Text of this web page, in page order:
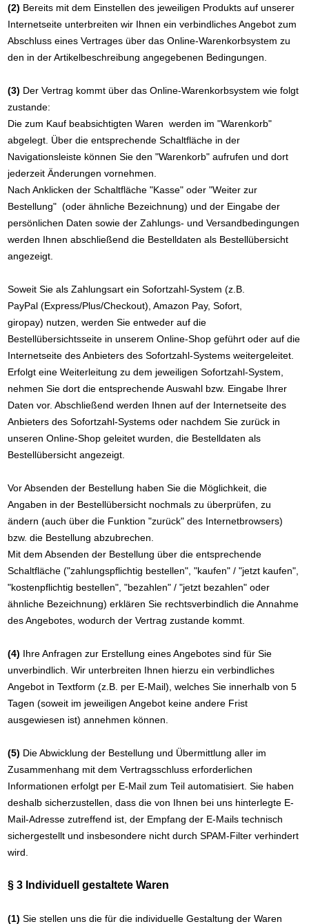
(2) Bereits mit dem Einstellen des jeweiligen Produkts auf unserer
Internetseite unterbreiten wir Ihnen ein verbindliches Angebot zum
Abschluss eines Vertrages über das Online-Warenkorbsystem zu
den in der Artikelbeschreibung angegebenen Bedingungen.
(3) Der Vertrag kommt über das Online-Warenkorbsystem wie folgt
zustande:
Die zum Kauf beabsichtigten Waren werden im "Warenkorb"
abgelegt. Über die entsprechende Schaltfläche in der
Navigationsleiste können Sie den "Warenkorb" aufrufen und dort
jederzeit Änderungen vornehmen.
Nach Anklicken der Schaltfläche "Kasse" oder "Weiter zur
Bestellung" (oder ähnliche Bezeichnung) und der Eingabe der
persönlichen Daten sowie der Zahlungs- und Versandbedingungen
werden Ihnen abschließend die Bestelldaten als Bestellübersicht
angezeigt.
Soweit Sie als Zahlungsart ein Sofortzahl-System (z.B.
PayPal (Express/Plus/Checkout), Amazon Pay, Sofort,
giropay) nutzen, werden Sie entweder auf die
Bestellübersichtsseite in unserem Online-Shop geführt oder auf die
Internetseite des Anbieters des Sofortzahl-Systems weitergeleitet.
Erfolgt eine Weiterleitung zu dem jeweiligen Sofortzahl-System,
nehmen Sie dort die entsprechende Auswahl bzw. Eingabe Ihrer
Daten vor. Abschließend werden Ihnen auf der Internetseite des
Anbieters des Sofortzahl-Systems oder nachdem Sie zurück in
unseren Online-Shop geleitet wurden, die Bestelldaten als
Bestellübersicht angezeigt.
Vor Absenden der Bestellung haben Sie die Möglichkeit, die
Angaben in der Bestellübersicht nochmals zu überprüfen, zu
ändern (auch über die Funktion "zurück" des Internetbrowsers)
bzw. die Bestellung abzubrechen.
Mit dem Absenden der Bestellung über die entsprechende
Schaltfläche ("zahlungspflichtig bestellen", "kaufen" / "jetzt kaufen",
"kostenpflichtig bestellen", "bezahlen" / "jetzt bezahlen" oder
ähnliche Bezeichnung) erklären Sie rechtsverbindlich die Annahme
des Angebotes, wodurch der Vertrag zustande kommt.
(4) Ihre Anfragen zur Erstellung eines Angebotes sind für Sie
unverbindlich. Wir unterbreiten Ihnen hierzu ein verbindliches
Angebot in Textform (z.B. per E-Mail), welches Sie innerhalb von 5
Tagen (soweit im jeweiligen Angebot keine andere Frist
ausgewiesen ist) annehmen können.
(5) Die Abwicklung der Bestellung und Übermittlung aller im
Zusammenhang mit dem Vertragsschluss erforderlichen
Informationen erfolgt per E-Mail zum Teil automatisiert. Sie haben
deshalb sicherzustellen, dass die von Ihnen bei uns hinterlegte E-
Mail-Adresse zutreffend ist, der Empfang der E-Mails technisch
sichergestellt und insbesondere nicht durch SPAM-Filter verhindert
wird.
§ 3 Individuell gestaltete Waren
(1) Sie stellen uns die für die individuelle Gestaltung der Waren